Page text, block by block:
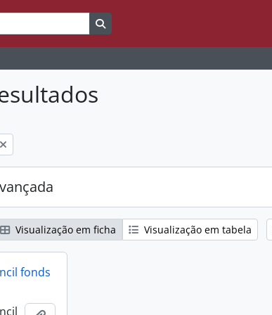
Visualização em ficha Visualização em tabela
fonds